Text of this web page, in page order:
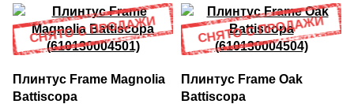
Плинтус Frame Magnolia
Battiscopa
Плинтус Frame Oak
Battiscopa